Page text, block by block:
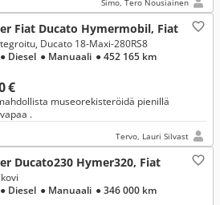
Simo, Tero Nousiainen
Fiat Ducato Hymermobil, Fiat
€
Ducato 18-Maxi-280RS8
● Diesel ● Manuaali ● 452 165 km
museorekisteröidä pienillä
.
Tervo, Lauri Silvast
Ducato230 Hymer320, Fiat
● Diesel ● Manuaali ● 346 000 km